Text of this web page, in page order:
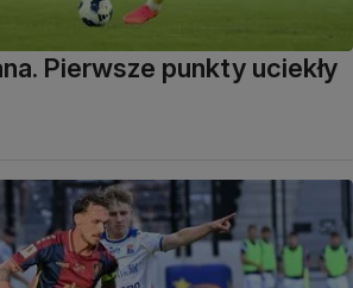
Pierwsze punkty uciekły